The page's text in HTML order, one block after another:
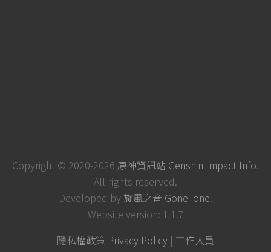
Copyright © 2020-2026 原神資訊站 Genshin Impact Info.
All rights reserved.
Developed by 旋風之音 GoneTone.
Website version: 1.1.7
隱私權政策 Privacy Policy | 工作人員